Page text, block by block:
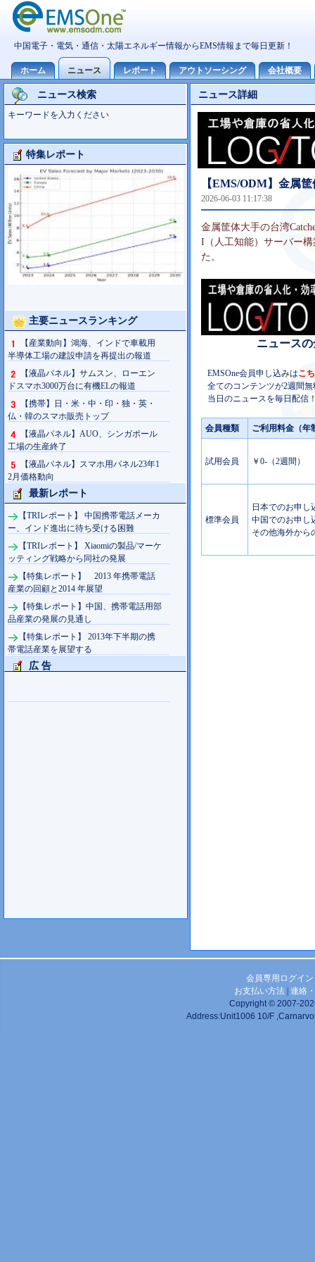
ニュース検索
キーワードを入力ください
特集レポート
Foxconn事業分析
主要ニュースランキング
【産業動向】鴻海、インドで車載用
半導体工場の建設申請を再提出の報道
【液晶パネル】サムスン、ローエン
ドスマホ3000万台に有機ELの報道
【携帯】日・米・中・印・独・英・
仏・韓のスマホ販売トップ
【液晶パネル】AUO、シンガポール
工場の生産終了
【液晶パネル】スマホ用パネル23年1
2月価格動向
最新レポート
【TRIレポート】 中国携帯電話メーカ
ー、インド進出に待ち受ける困難
【TRIレポート】 Xiaomiの製品/マーケ
ッティング戦略から同社の発展
【特集レポート】 2013 年携帯電話
産業の回顧と2014 年展望
【特集レポート】中国、携帯電話用部
品産業の発展の見通し
【特集レポート】 2013年下半期の携
帯電話産業を展望する
広 告
ニュース詳細
【EMS/ODM】金属
2026-06-03 11:17:38
金属筐体大手の台湾
I（人工知能）サーバー
た。
ニュース
EMSOne会員申し込みはこ
全てのコンテンツが2週間
当日のニュースを毎日配信
会員種類 ご利用料金（年
試用会員 ￥0-（2週間）
標準会員
日本でのお申し
中国でのお申し
その他海外から